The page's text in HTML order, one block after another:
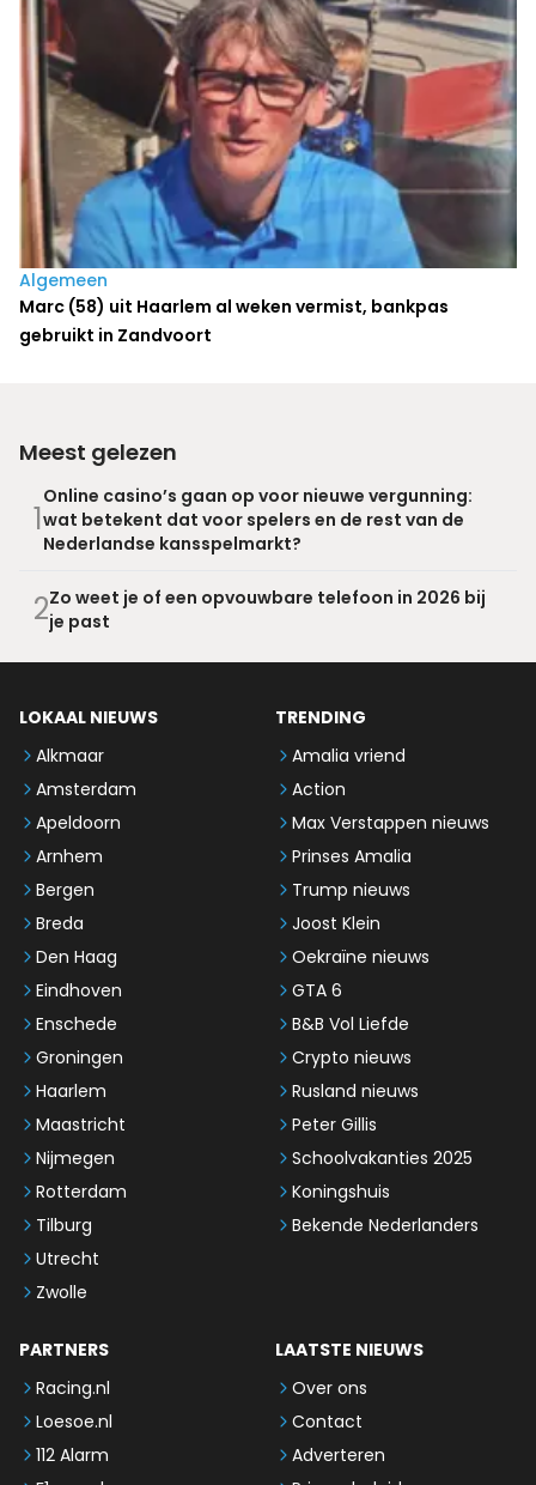
Algemeen
Marc (58) uit Haarlem al weken vermist, bankpas
gebruikt in Zandvoort
Meest gelezen
1
Online casino’s gaan op voor nieuwe vergunning:
wat betekent dat voor spelers en de rest van de
Nederlandse kansspelmarkt?
2Zo weet je of een opvouwbare telefoon in 2026 bij
je past
LOKAAL NIEUWS
Alkmaar
Amsterdam
Apeldoorn
Arnhem
Bergen
Breda
Den Haag
Eindhoven
Enschede
Groningen
Haarlem
Maastricht
Nijmegen
Rotterdam
Tilburg
Utrecht
Zwolle
TRENDING
Amalia vriend
Action
Max Verstappen nieuws
Prinses Amalia
Trump nieuws
Joost Klein
Oekraïne nieuws
GTA 6
B&B Vol Liefde
Crypto nieuws
Rusland nieuws
Peter Gillis
Schoolvakanties 2025
Koningshuis
Bekende Nederlanders
PARTNERS
Racing.nl
Loesoe.nl
112 Alarm
LAATSTE NIEUWS
Over ons
Contact
Adverteren